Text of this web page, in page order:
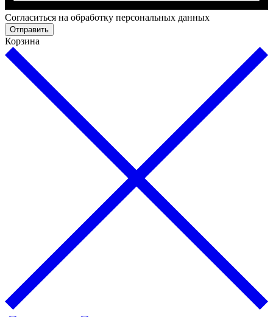
Cогласиться на обработку персональных данных
Отправить
Корзина